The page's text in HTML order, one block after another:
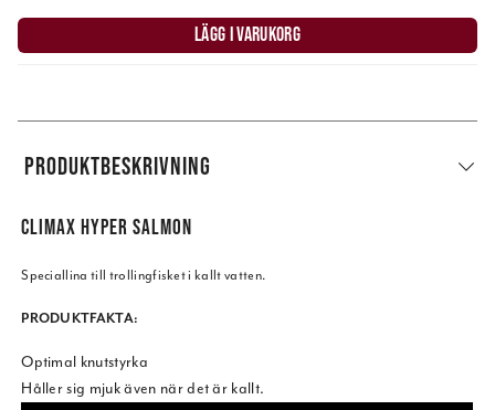
LÄGG I VARUKORG
PRODUKTBESKRIVNING
CLIMAX HYPER SALMON
Speciallina till trollingfisket i kallt vatten.
PRODUKTFAKTA:
Optimal knutstyrka
Håller sig mjuk även när det är kallt.